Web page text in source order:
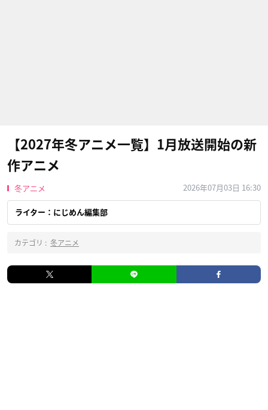
【2027年冬アニメ一覧】1月放送開始の新
作アニメ
冬アニメ 2026年07月03日 16:30
ライター：にじめん編集部
カテゴリ : 冬アニメ